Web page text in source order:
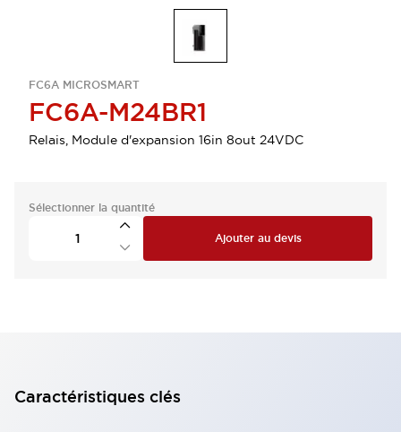
FC6A MICROSMART
FC6A-M24BR1
Relais, Module d'expansion 16in 8out 24VDC
Sélectionner la quantité
Ajouter au devis
Caractéristiques clés